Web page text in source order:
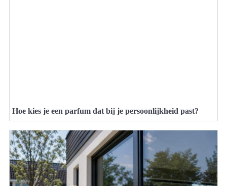
Hoe kies je een parfum dat bij je persoonlijkheid past?